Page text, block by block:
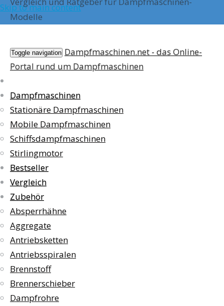
Skip to main content
Modelle
Toggle navigation Dampfmaschinen.net - das Online-
Portal rund um Dampfmaschinen
Dampfmaschinen
Stationäre Dampfmaschinen
Mobile Dampfmaschinen
Schiffsdampfmaschinen
Stirlingmotor
Bestseller
Vergleich
Zubehör
Absperrhähne
Aggregate
Antriebsketten
Antriebsspiralen
Brennstoff
Brennerschieber
Dampfrohre